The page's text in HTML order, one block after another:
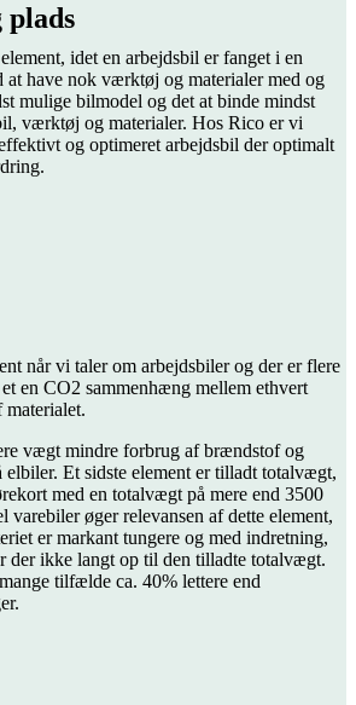
idet en arbejdsbil er fanget i en
have nok værktøj og materialer med og
mulige bilmodel og det at binde mindst
værktøj og materialer. Hos Rico er vi
og optimeret arbejdsbil der optimalt
når vi taler om arbejdsbiler og der er flere
en CO2 sammenhæng mellem ethvert
materialet.
vægt mindre forbrug af brændstof og
Et sidste element er tilladt totalvægt,
med en totalvægt på mere end 3500
varebiler øger relevansen af dette element,
er markant tungere og med indretning,
der ikke langt op til den tilladte totalvægt.
tilfælde ca. 40% lettere end